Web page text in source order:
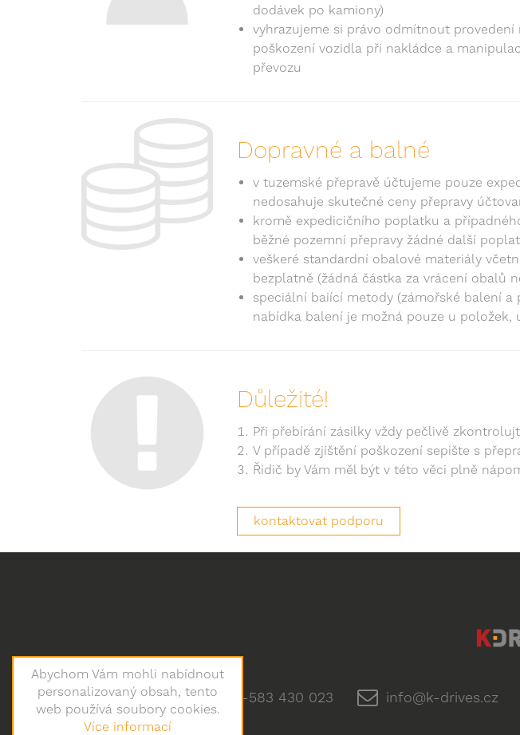
dodávek po kamiony)
vyhrazujeme si právo odmítnout
poškození vozidla při nakládce a
převozu
Dopravné a balné
v tuzemské přepravě účtujeme pouze
nedosahuje skutečné ceny přepravy
kromě expedicičního poplatku a
běžné pozemní přepravy žádné další
veškeré standardní obalové materiály
bezplatně (žádná částka za vrácení obalů
speciální baiící metody (zámořské balení
nabídka balení je možná pouze u položek,
Důležité!
Při přebírání zásilky vždy pečlivě
V případě zjištění poškození sepište s
Řidič by Vám měl být v této věci plně
kontaktovat podporu
+420-583 430 023 info@k-drives.cz
Abychom Vám mohli nabídnout
personalizovaný obsah, tento
web používá soubory cookies.
Více informací